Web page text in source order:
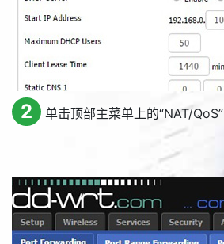
2 单击顶部主菜单上的“NAT/QoS”